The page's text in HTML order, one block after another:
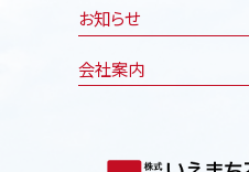
お知らせ
会社案内